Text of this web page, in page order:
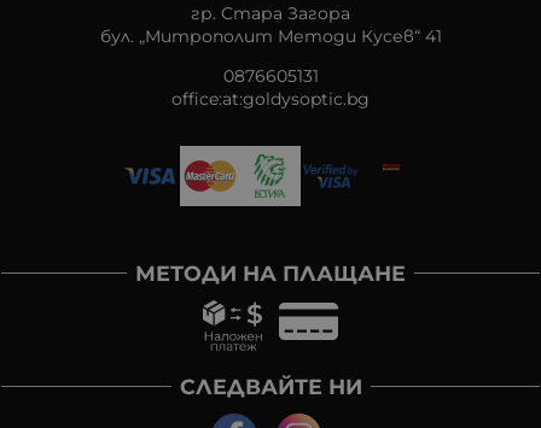
гр. Стара Загора
бул. „Митрополит Методи Кусев“ 41
0876605131
office:at:goldysoptic.bg
МЕТОДИ НА ПЛАЩАНЕ
СЛЕДВАЙТЕ НИ